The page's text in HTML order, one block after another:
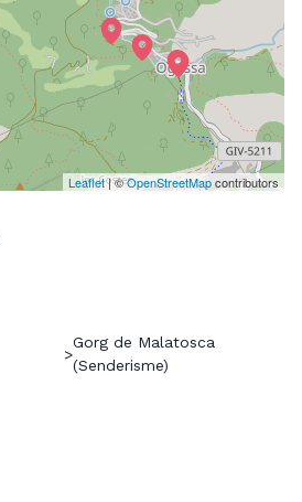
Leaflet| ©OpenStreetMapcontributors
>
Gorg de Malatosca
(Senderisme)